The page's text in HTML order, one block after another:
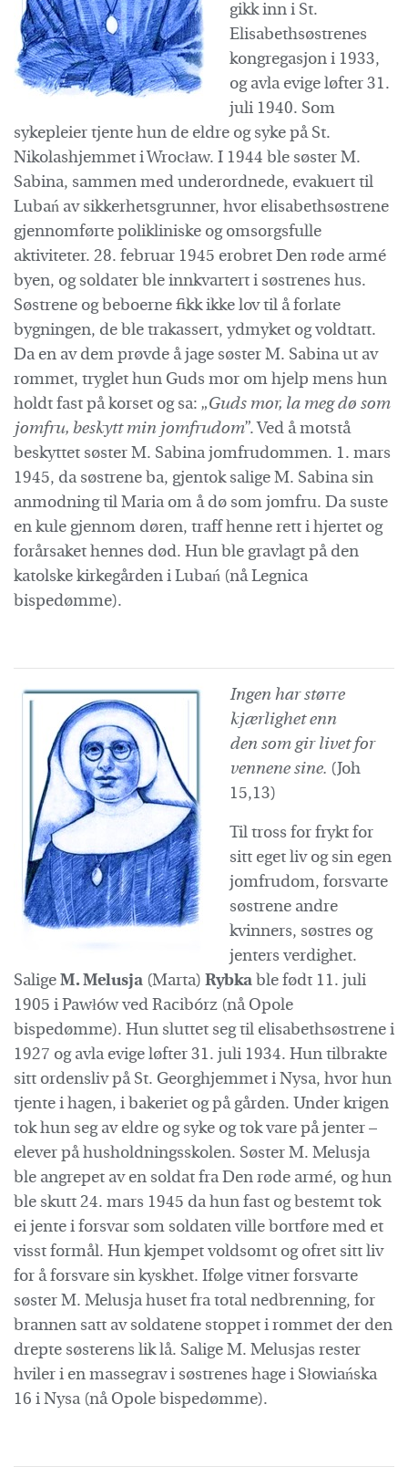
gikk inn i St.
Elisabethsøstrenes
kongregasjon i 1933,
og avla evige løfter 31.
juli 1940. Som
sykepleier tjente hun de eldre og syke på St.
Nikolashjemmet i Wrocław. I 1944 ble søster M.
Sabina, sammen med underordnede, evakuert til
Lubań av sikkerhetsgrunner, hvor elisabethsøstrene
gjennomførte polikliniske og omsorgsfulle
aktiviteter. 28. februar 1945 erobret Den røde armé
byen, og soldater ble innkvartert i søstrenes hus.
Søstrene og beboerne fikk ikke lov til å forlate
bygningen, de ble trakassert, ydmyket og voldtatt.
Da en av dem prøvde å jage søster M. Sabina ut av
rommet, tryglet hun Guds mor om hjelp mens hun
holdt fast på korset og sa: „Guds mor, la meg dø som
jomfru, beskytt min jomfrudom”. Ved å motstå
beskyttet søster M. Sabina jomfrudommen. 1. mars
1945, da søstrene ba, gjentok salige M. Sabina sin
anmodning til Maria om å dø som jomfru. Da suste
en kule gjennom døren, traff henne rett i hjertet og
forårsaket hennes død. Hun ble gravlagt på den
katolske kirkegården i Lubań (nå Legnica
bispedømme).
Ingen har større
kjærlighet enn
den som gir livet for
vennene sine. (Joh
15,13)
Til tross for frykt for
sitt eget liv og sin egen
jomfrudom, forsvarte
søstrene andre
kvinners, søstres og
jenters verdighet.
Salige M. Melusja (Marta) Rybka ble født 11. juli
1905 i Pawłów ved Racibórz (nå Opole
bispedømme). Hun sluttet seg til elisabethsøstrene i
1927 og avla evige løfter 31. juli 1934. Hun tilbrakte
sitt ordensliv på St. Georghjemmet i Nysa, hvor hun
tjente i hagen, i bakeriet og på gården. Under krigen
tok hun seg av eldre og syke og tok vare på jenter –
elever på husholdningsskolen. Søster M. Melusja
ble angrepet av en soldat fra Den røde armé, og hun
ble skutt 24. mars 1945 da hun fast og bestemt tok
ei jente i forsvar som soldaten ville bortføre med et
visst formål. Hun kjempet voldsomt og ofret sitt liv
for å forsvare sin kyskhet. Ifølge vitner forsvarte
søster M. Melusja huset fra total nedbrenning, for
brannen satt av soldatene stoppet i rommet der den
drepte søsterens lik lå. Salige M. Melusjas rester
hviler i en massegrav i søstrenes hage i Słowiańska
16 i Nysa (nå Opole bispedømme).